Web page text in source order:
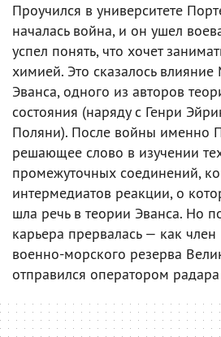
Проучился в университете
началась война, и он ушел
успел понять, что хочет
химией. Это сказалось
Эванса, одного из авторов
состояния (наряду с Генри
Поляни). После войны именно
решающее слово в изучении
промежуточных соединений,
интермедиатов реакции, о
шла речь в теории Эванса. Но
карьера прервалась — как член
военно-морского резерва
отправился оператором